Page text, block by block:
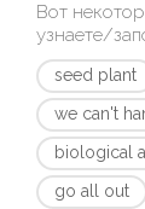
Вот
узнаете/
seed plant
we can't
biological
go all out